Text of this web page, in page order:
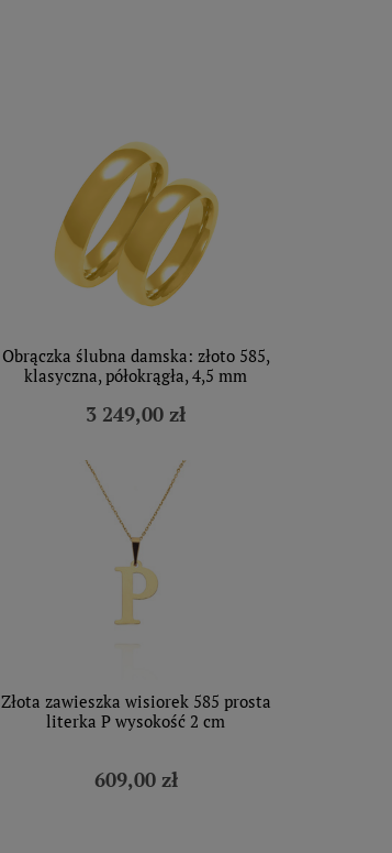
Obrączka ślubna damska: złoto 585,
klasyczna, półokrągła, 4,5 mm
3 249,00 zł
Złota zawieszka wisiorek 585 prosta
literka P wysokość 2 cm
609,00 zł